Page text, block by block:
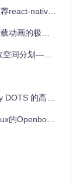
尝试，让这串
pagination**
的极致体验
Octree
效四叉树实现
配置宝库